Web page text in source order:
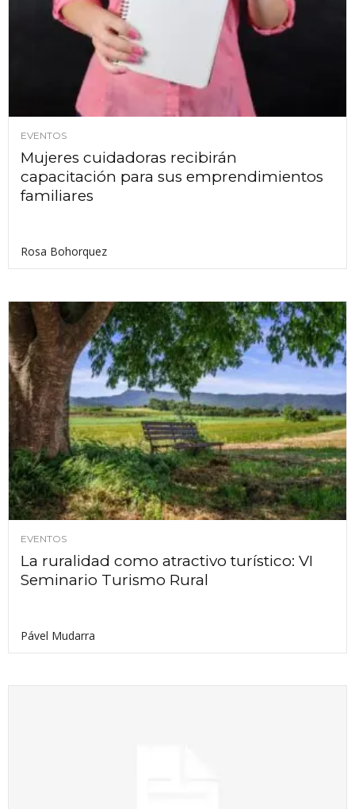
EVENTOS
Mujeres cuidadoras recibirán
capacitación para sus emprendimientos
familiares
Rosa Bohorquez
EVENTOS
La ruralidad como atractivo turístico: VI
Seminario Turismo Rural
Pável Mudarra